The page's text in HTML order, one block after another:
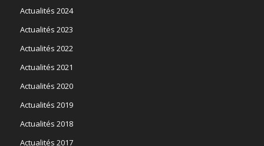
Actualités 2024
Actualités 2023
Actualités 2022
Actualités 2021
Actualités 2020
Actualités 2019
Actualités 2018
Actualités 2017